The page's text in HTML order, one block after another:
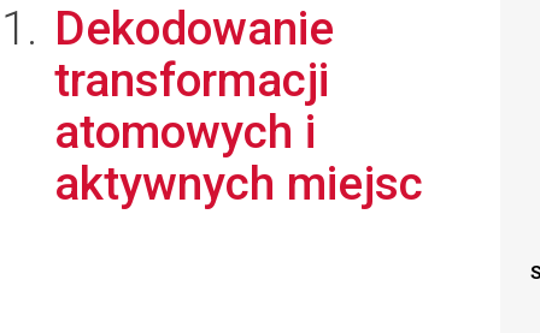
Dekodowanie
transformacji
atomowych i
aktywnych miejsc